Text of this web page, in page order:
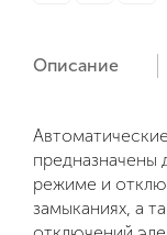
Описание
предназначены
режиме и
замыканиях, а